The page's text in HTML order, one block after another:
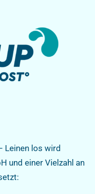
Leinen los wird
und einer Vielzahl an